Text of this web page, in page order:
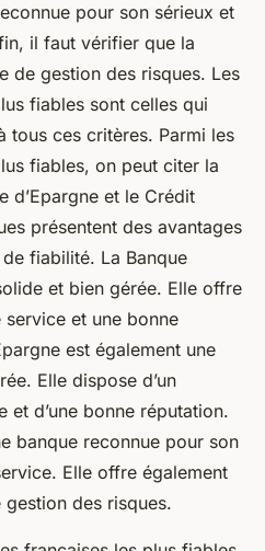
pour son sérieux et
il faut vérifier que la
de gestion des risques. Les
fiables sont celles qui
tous ces critères. Parmi les
fiables, on peut citer la
d’Epargne et le Crédit
présentent des avantages
fiabilité. La Banque
et bien gérée. Elle offre
et une bonne
est également une
Elle dispose d’un
et d’une bonne réputation.
banque reconnue pour son
Elle offre également
des risques.